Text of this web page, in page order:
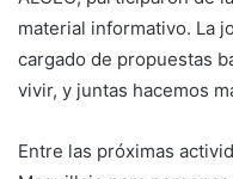
material informativo. La
cargado de propuestas
vivir, y juntas hacemos
Entre las próximas